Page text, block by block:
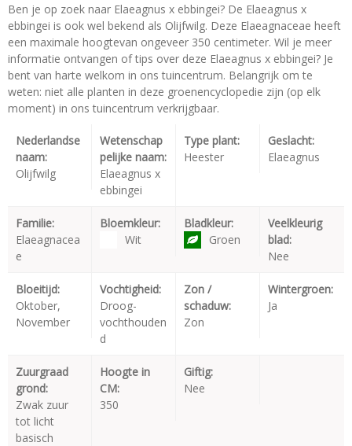
Ben je op zoek naar Elaeagnus x ebbingei? De Elaeagnus x
ebbingei is ook wel bekend als Olijfwilg. Deze Elaeagnaceae heeft
een maximale hoogtevan ongeveer 350 centimeter. Wil je meer
informatie ontvangen of tips over deze Elaeagnus x ebbingei? Je
bent van harte welkom in ons tuincentrum. Belangrijk om te
weten: niet alle planten in deze groenencyclopedie zijn (op elk
moment) in ons tuincentrum verkrijgbaar.
Nederlandse
naam:
Olijfwilg
Wetenschap
pelijke naam:
Elaeagnus x
ebbingei
Type plant:
Heester
Geslacht:
Elaeagnus
Familie:
Elaeagnacea
e
Bloemkleur:
Wit
Bladkleur:
Groen
Veelkleurig
blad:
Nee
Bloeitijd:
Oktober,
November
Vochtigheid:
Droog-
vochthouden
d
Zon /
schaduw:
Zon
Wintergroen:
Ja
Zuurgraad
grond:
Zwak zuur
tot licht
basisch
Hoogte in
CM:
350
Giftig:
Nee